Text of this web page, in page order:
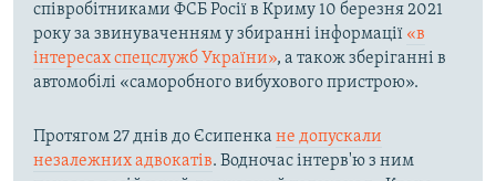
співробітниками ФСБ Росії в Криму 10 березня 2021
року за звинуваченням у збиранні інформації «в
інтересах спецслужб України», а також зберіганні в
автомобілі «саморобного вибухового пристрою».
Протягом 27 днів до Єсипенка не допускали
незалежних адвокатів. Водночас інтерв'ю з ним